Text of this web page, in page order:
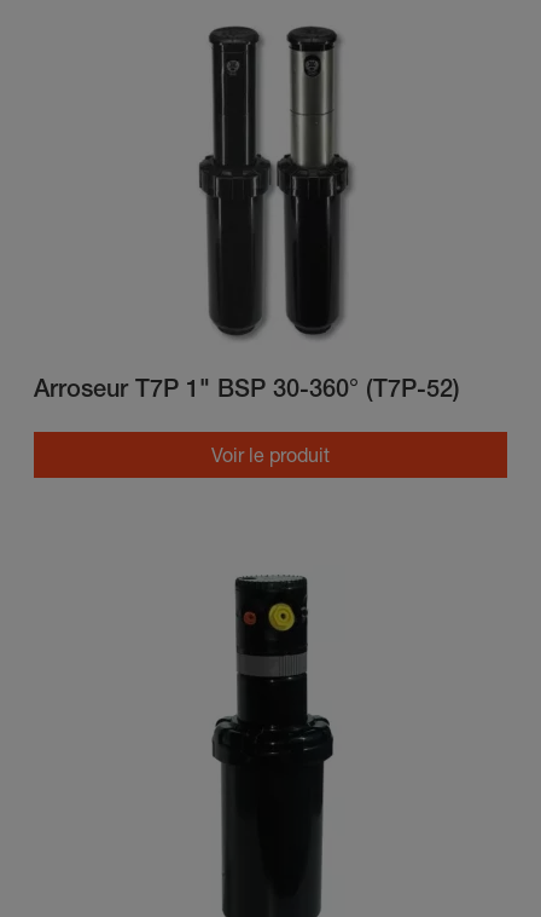
Arroseur T7P 1" BSP 30-360° (T7P-52)
Voir le produit